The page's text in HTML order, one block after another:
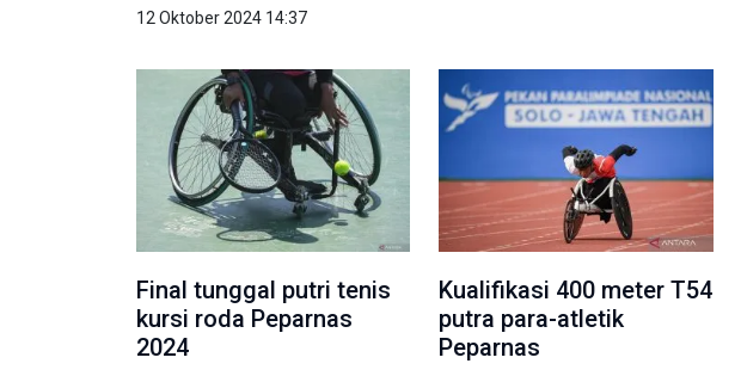
12 Oktober 2024 14:37
Final tunggal putri tenis
kursi roda Peparnas
2024
Kualifikasi 400 meter T54
putra para-atletik
Peparnas